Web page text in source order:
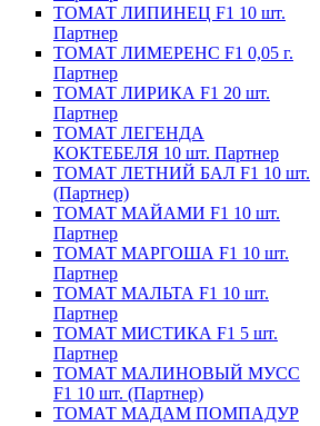
ТОМАТ ЛИПИНЕЦ F1 10 шт.
Партнер
ТОМАТ ЛИМЕРЕНС F1 0,05 г.
Партнер
ТОМАТ ЛИРИКА F1 20 шт.
Партнер
ТОМАТ ЛЕГЕНДА
КОКТЕБЕЛЯ 10 шт. Партнер
ТОМАТ ЛЕТНИЙ БАЛ F1 10 шт.
(Партнер)
ТОМАТ МАЙАМИ F1 10 шт.
Партнер
ТОМАТ МАРГОША F1 10 шт.
Партнер
ТОМАТ МАЛЬТА F1 10 шт.
Партнер
ТОМАТ МИСТИКА F1 5 шт.
Партнер
ТОМАТ МАЛИНОВЫЙ МУСС
F1 10 шт. (Партнер)
ТОМАТ МАДАМ ПОМПАДУР